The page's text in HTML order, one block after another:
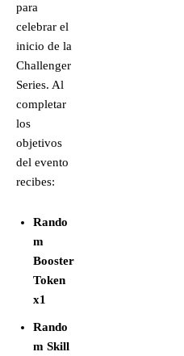
para
celebrar el
inicio de la
Challenger
Series. Al
completar
los
objetivos
del evento
recibes:
Rando
m
Booster
Token
x1
Rando
m Skill